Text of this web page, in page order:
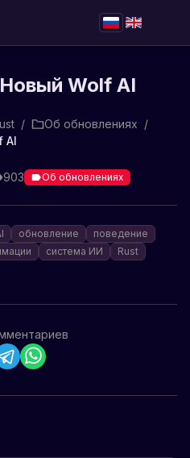
Wolf AI
/ Об обновлениях /
AI
903 Об обновлениях
обновление
поведение
система ИИ
Rust